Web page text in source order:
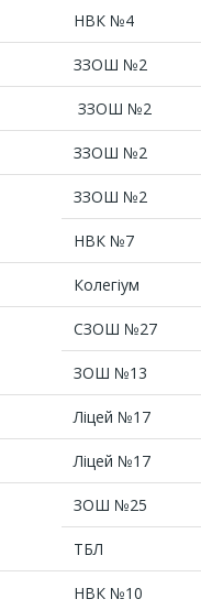
НВК №4
ЗЗОШ №2
ЗЗОШ №2
ЗЗОШ №2
ЗЗОШ №2
НВК №7
Колегіум
СЗОШ №27
ЗОШ №13
Ліцей №17
Ліцей №17
ЗОШ №25
ТБЛ
НВК №10